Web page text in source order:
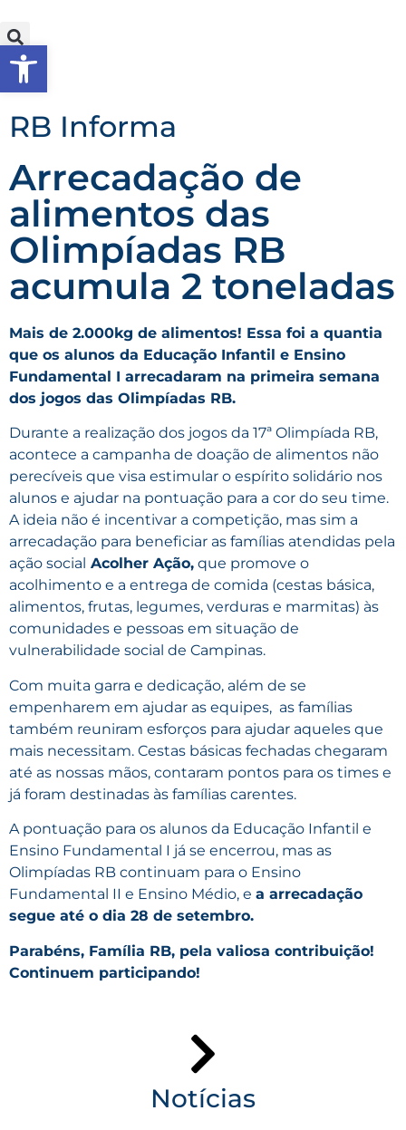
RB Informa
Arrecadação de
alimentos das
Olimpíadas RB
acumula 2 toneladas
Mais de 2.000kg de alimentos! Essa foi a quantia
que os alunos da Educação Infantil e Ensino
Fundamental I arrecadaram na primeira semana
dos jogos das Olimpíadas RB.
Durante a realização dos jogos da 17ª Olimpíada RB,
acontece a campanha de doação de alimentos não
perecíveis que visa estimular o espírito solidário nos
alunos e ajudar na pontuação para a cor do seu time.
A ideia não é incentivar a competição, mas sim a
arrecadação para beneficiar as famílias atendidas pela
ação social Acolher Ação, que promove o
acolhimento e a entrega de comida (cestas básica,
alimentos, frutas, legumes, verduras e marmitas) às
comunidades e pessoas em situação de
vulnerabilidade social de Campinas.
Com muita garra e dedicação, além de se
empenharem em ajudar as equipes, as famílias
também reuniram esforços para ajudar aqueles que
mais necessitam. Cestas básicas fechadas chegaram
até as nossas mãos, contaram pontos para os times e
já foram destinadas às famílias carentes.
A pontuação para os alunos da Educação Infantil e
Ensino Fundamental I já se encerrou, mas as
Olimpíadas RB continuam para o Ensino
Fundamental II e Ensino Médio, e a arrecadação
segue até o dia 28 de setembro.
Parabéns, Família RB, pela valiosa contribuição!
Continuem participando!
Notícias
Abrir a barra de ferramentas